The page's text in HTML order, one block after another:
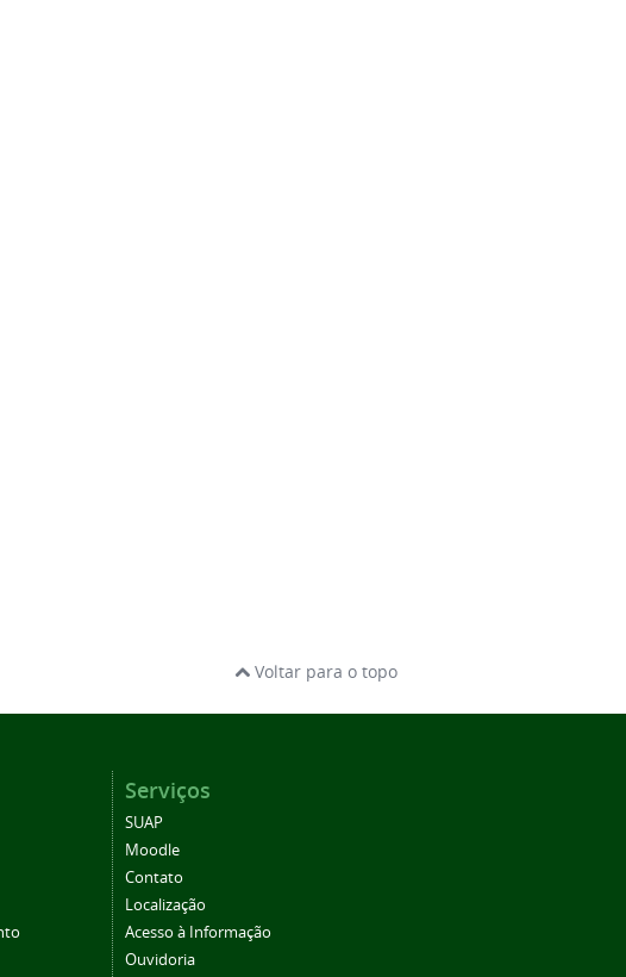
Voltar para o topo
Serviços
SUAP
Moodle
Contato
Localização
Acesso à Informação
Ouvidoria